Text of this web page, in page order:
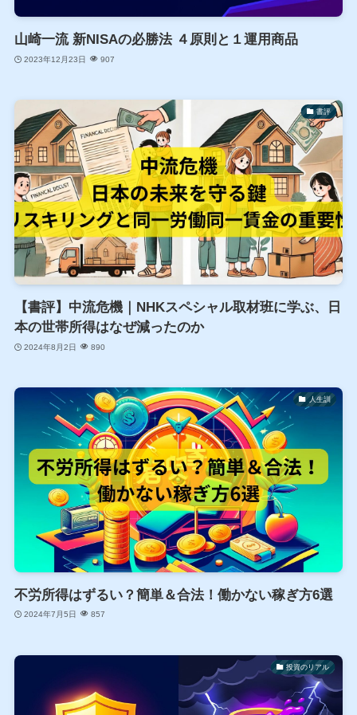
山崎一流 新NISAの必勝法 ４原則と１運用商品
2023年12月23日 907
書評
【書評】中流危機｜NHKスペシャル取材班に学ぶ、日
本の世帯所得はなぜ減ったのか
2024年8月2日 890
人生訓
不労所得はずるい？簡単＆合法！働かない稼ぎ方6選
2024年7月5日 857
投資のリアル